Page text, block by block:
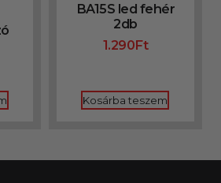
BA15S led fehér
2db
1.290Ft
Kosárba teszem